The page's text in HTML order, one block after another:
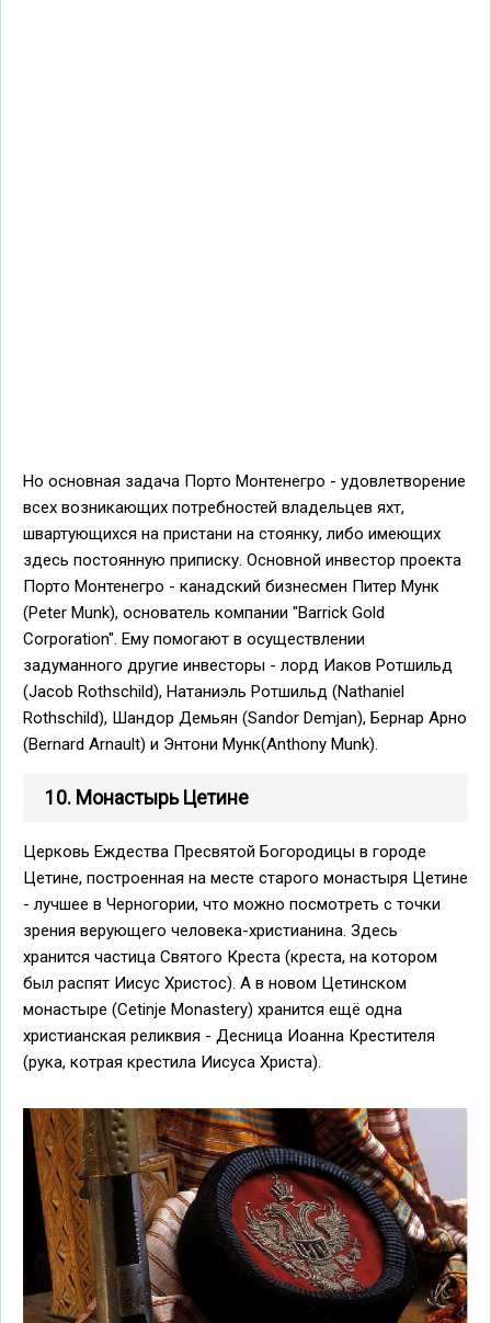
Но основная задача Порто Монтенегро - удовлетворение
всех возникающих потребностей владельцев яхт,
швартующихся на пристани на стоянку, либо имеющих
здесь постоянную приписку. Основной инвестор проекта
Порто Монтенегро - канадский бизнесмен Питер Мунк
(Peter Munk), основатель компании "Barrick Gold
Corporation". Ему помогают в осуществлении
задуманного другие инвесторы - лорд Иаков Ротшильд
(Jacob Rothschild), Натаниэль Ротшильд (Nathaniel
Rothschild), Шандор Демьян (Sandor Demjan), Бернар Арно
(Bernard Arnault) и Энтони Мунк(Anthony Munk).
10. Монастырь Цетине
Церковь Eждества Пресвятой Богородицы в городе
Цетине, построенная на месте старого монастыря Цетине
- лучшее в Черногории, что можно посмотреть с точки
зрения верующего человека-христианина. Здесь
хранится частица Святого Креста (креста, на котором
был распят Иисус Христос). А в новом Цетинском
монастыре (Cetinje Monastery) хранится ещё одна
христианская реликвия - Десница Иоанна Крестителя
(рука, котрая крестила Иисуса Христа).